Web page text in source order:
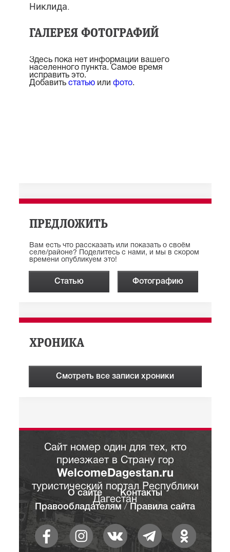
Никлида.
ГАЛЕРЕЯ ФОТОГРАФИЙ
Здесь пока нет информации вашего
населенного пункта. Самое время
исправить это.
Добавить статьюили фото.
ПРЕДЛОЖИТЬ
Вам есть что рассказать или показать о своём
селе/районе? Поделитесь с нами, и мы в скором
времени опубликуем это!
Статью Фотографию
ХРОНИКА
Смотреть все записи хроники
Сайт номер один для тех, кто
приезжает в Страну гор
WelcomeDagestan.ru
туристический портал Республики
Дагестан
О сайте
Контакты
Правообладателям / Правила сайта